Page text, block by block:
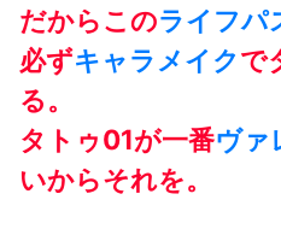
だからこのライフパ
必ずキャラメイクで
る。
タトゥ01が一番ヴァ
いからそれを。